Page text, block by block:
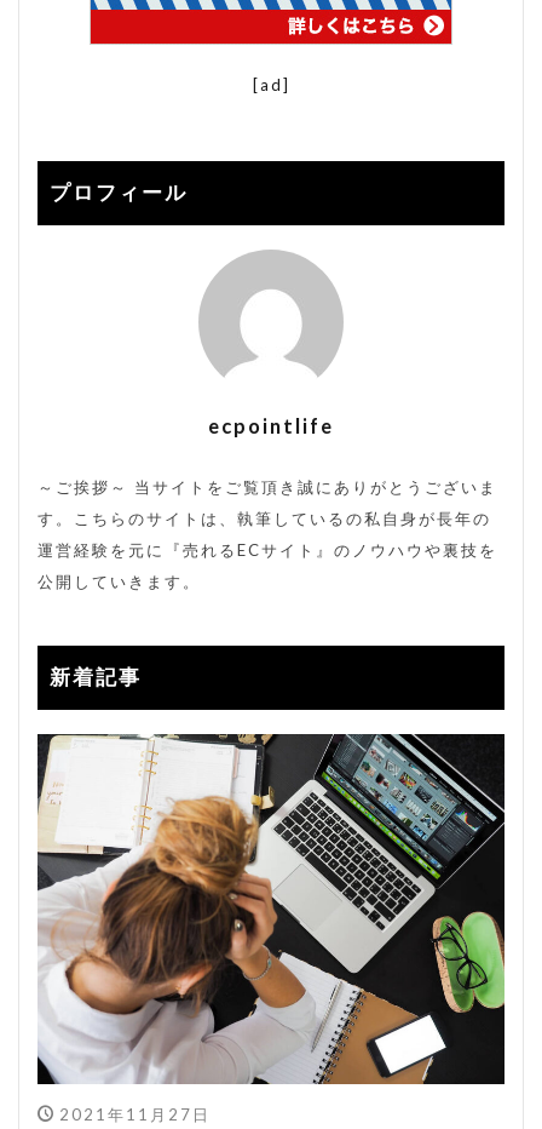
[ad]
プロフィール
ecpointlife
～ご挨拶～ 当サイトをご覧頂き誠にありがとうございま
す。こちらのサイトは、執筆しているの私自身が長年の
運営経験を元に『売れるECサイト』のノウハウや裏技を
公開していきます。
新着記事
2021年11月27日
申請 登録 秀丸 秀丸エディタ
検索